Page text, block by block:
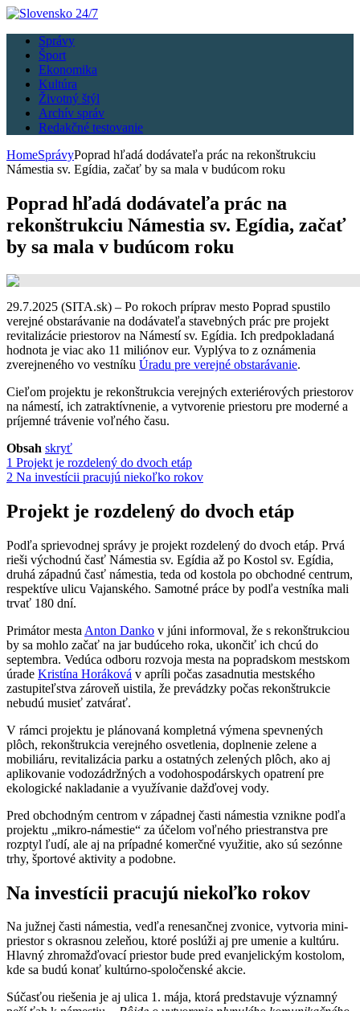
Správy
Šport
Ekonomika
Kultúra
Životný štýl
Archív správ
Redakčné testovanie
HomeSprávyPoprad hľadá dodávateľa prác na rekonštrukciu
Námestia sv. Egídia, začať by sa mala v budúcom roku
Poprad hľadá dodávateľa prác na
rekonštrukciu Námestia sv. Egídia, začať
by sa mala v budúcom roku
29.7.2025 (SITA.sk) – Po rokoch príprav mesto Poprad spustilo
verejné obstarávanie na dodávateľa stavebných prác pre projekt
revitalizácie priestorov na Námestí sv. Egídia. Ich predpokladaná
hodnota je viac ako 11 miliónov eur. Vyplýva to z oznámenia
zverejneného vo vestníku Úradu pre verejné obstarávanie.
Cieľom projektu je rekonštrukcia verejných exteriérových priestorov
na námestí, ich zatraktívnenie, a vytvorenie priestoru pre moderné a
príjemné trávenie voľného času.
Obsah skryť
1 Projekt je rozdelený do dvoch etáp
2 Na investícii pracujú niekoľko rokov
Projekt je rozdelený do dvoch etáp
Podľa sprievodnej správy je projekt rozdelený do dvoch etáp. Prvá
rieši východnú časť Námestia sv. Egídia až po Kostol sv. Egídia,
druhá západnú časť námestia, teda od kostola po obchodné centrum,
respektíve ulicu Vajanského. Samotné práce by podľa vestníka mali
trvať 180 dní.
Primátor mesta Anton Danko v júni informoval, že s rekonštrukciou
by sa mohlo začať na jar budúceho roka, ukončiť ich chcú do
septembra. Vedúca odboru rozvoja mesta na popradskom mestskom
úrade Kristína Horáková v apríli počas zasadnutia mestského
zastupiteľstva zároveň uistila, že prevádzky počas rekonštrukcie
nebudú musieť zatvárať.
V rámci projektu je plánovaná kompletná výmena spevnených
plôch, rekonštrukcia verejného osvetlenia, doplnenie zelene a
mobiliáru, revitalizácia parku a ostatných zelených plôch, ako aj
aplikovanie vodozádržných a vodohospodárskych opatrení pre
ekologické nakladanie a využívanie dažďovej vody.
Pred obchodným centrom v západnej časti námestia vznikne podľa
projektu „mikro-námestie“ za účelom voľného priestranstva pre
rozptyl ľudí, ale aj na prípadné komerčné využitie, ako sú sezónne
trhy, športové aktivity a podobne.
Na investícii pracujú niekoľko rokov
Na južnej časti námestia, vedľa renesančnej zvonice, vytvoria mini-
priestor s okrasnou zeleňou, ktoré poslúži aj pre umenie a kultúru.
Hlavný zhromažďovací priestor bude pred evanjelickým kostolom,
kde sa budú konať kultúrno-spoločenské akcie.
Súčasťou riešenia je aj ulica 1. mája, ktorá predstavuje významný